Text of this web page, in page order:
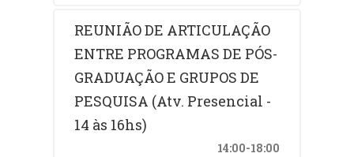
REUNIÃO DE ARTICULAÇÃO
ENTRE PROGRAMAS DE PÓS-
GRADUAÇÃO E GRUPOS DE
PESQUISA (Atv. Presencial -
14 às 16hs)
14:00-18:00